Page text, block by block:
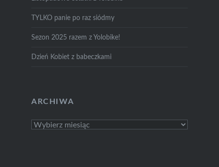
TYLKO panie po raz siódmy
Sezon 2025 razem z Yolobike!
Dzień Kobiet z babeczkami
ARCHIWA
Archiwa